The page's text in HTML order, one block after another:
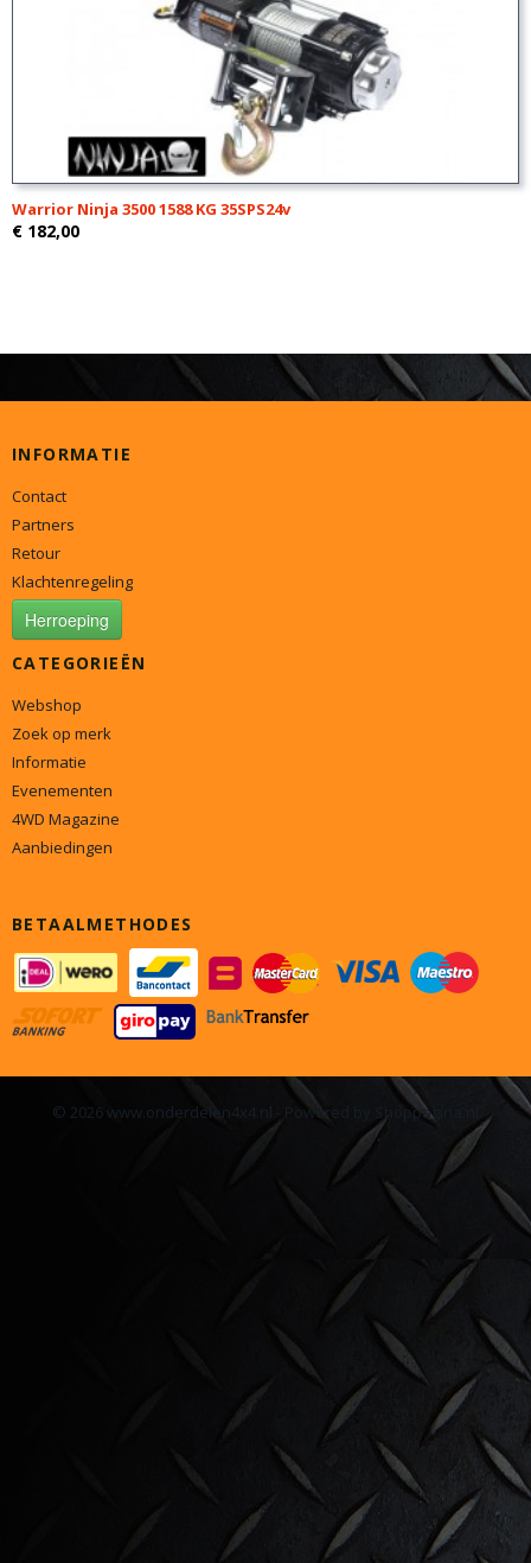
Warrior Ninja 3500 1588 KG 35SPS24v
€ 182,00
INFORMATIE
Contact
Partners
Retour
Klachtenregeling
Herroeping
CATEGORIEËN
Webshop
Zoek op merk
Informatie
Evenementen
4WD Magazine
Aanbiedingen
BETAALMETHODES
© 2026 www.onderdelen4x4.nl - Powered by Shoppagina.nl